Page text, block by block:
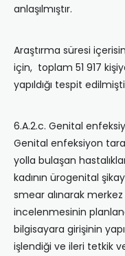
anlaşılmıştır.
Araştırma süresi
için, toplam 51 917
yapıldığı tespit
6.A.2.c. Genital
Genital enfeksiyon
yolla bulaşan
kadının ürogenital
smear alınarak
incelenmesinin
bilgisayara girişinin
işlendiği ve ileri tetkik